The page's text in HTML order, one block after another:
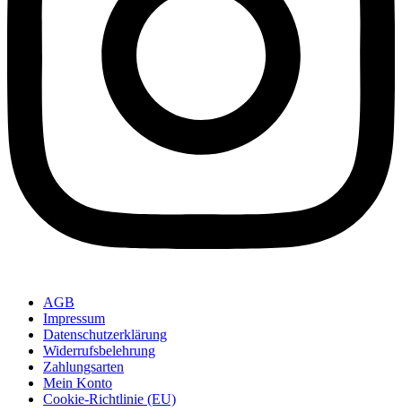
AGB
Impressum
Datenschutzerklärung
Widerrufsbelehrung
Zahlungsarten
Mein Konto
Cookie-Richtlinie (EU)